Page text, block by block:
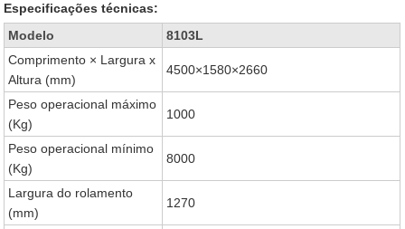
Especificações técnicas:
Modelo
8103L
Comprimento × Largura x
Altura (mm)
4500×1580×2660
Peso operacional máximo
(Kg)
1000
Peso operacional mínimo
(Kg)
8000
Largura do rolamento
(mm)
1270